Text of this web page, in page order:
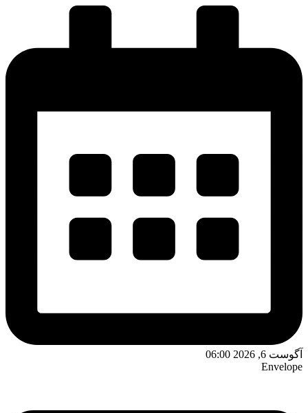
آگوست 6, 2026 06:00
Envelope